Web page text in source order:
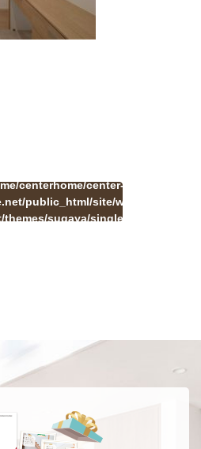
centerhome/center-
public_html/site/wp-
sugaya/single.php